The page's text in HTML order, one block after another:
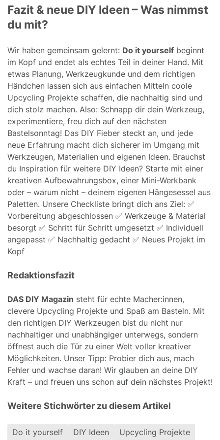
Fazit & neue DIY Ideen – Was nimmst
du mit?
Wir haben gemeinsam gelernt: Do it yourself beginnt
im Kopf und endet als echtes Teil in deiner Hand. Mit
etwas Planung, Werkzeugkunde und dem richtigen
Händchen lassen sich aus einfachen Mitteln coole
Upcycling Projekte schaffen, die nachhaltig sind und
dich stolz machen. Also: Schnapp dir dein Werkzeug,
experimentiere, freu dich auf den nächsten
Bastelsonntag! Das DIY Fieber steckt an, und jede
neue Erfahrung macht dich sicherer im Umgang mit
Werkzeugen, Materialien und eigenen Ideen. Brauchst
du Inspiration für weitere DIY Ideen? Starte mit einer
kreativen Aufbewahrungsbox, einer Mini-Werkbank
oder – warum nicht – deinem eigenen Hängesessel aus
Paletten. Unsere Checkliste bringt dich ans Ziel: ✅
Vorbereitung abgeschlossen ✅ Werkzeuge & Material
besorgt ✅ Schritt für Schritt umgesetzt ✅ Individuell
angepasst ✅ Nachhaltig gedacht ✅ Neues Projekt im
Kopf
Redaktionsfazit
DAS DIY Magazin steht für echte Macher:innen,
clevere Upcycling Projekte und Spaß am Basteln. Mit
den richtigen DIY Werkzeugen bist du nicht nur
nachhaltiger und unabhängiger unterwegs, sondern
öffnest auch die Tür zu einer Welt voller kreativer
Möglichkeiten. Unser Tipp: Probier dich aus, mach
Fehler und wachse daran! Wir glauben an deine DIY
Kraft – und freuen uns schon auf dein nächstes Projekt!
Weitere Stichwörter zu diesem Artikel
Do it yourself DIY Ideen Upcycling Projekte